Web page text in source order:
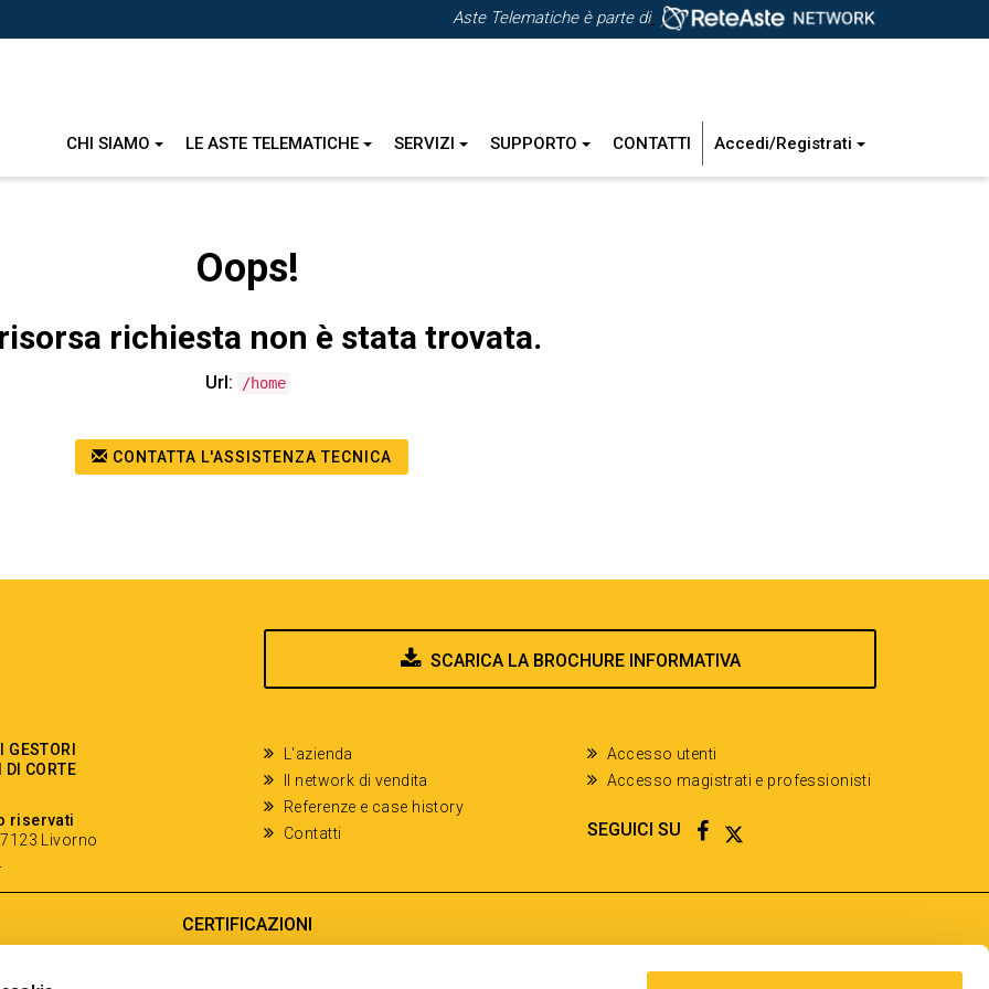
Aste Telematiche è parte di
CHI SIAMO LE ASTE TELEMATICHE SERVIZI SUPPORTO CONTATTI Accedi/Registrati
Oops!
richiesta non è stata trovata.
Url: /home
CONTATTA L'ASSISTENZA TECNICA
SCARICA LA BROCHURE INFORMATIVA
DI CORTE
riservati
Livorno
L'azienda
Il network di vendita
Referenze e case history
Contatti
Accesso utenti
Accesso magistrati e professionisti
SEGUICI SU FACEBOOK
TWITTER
CERTIFICAZIONI